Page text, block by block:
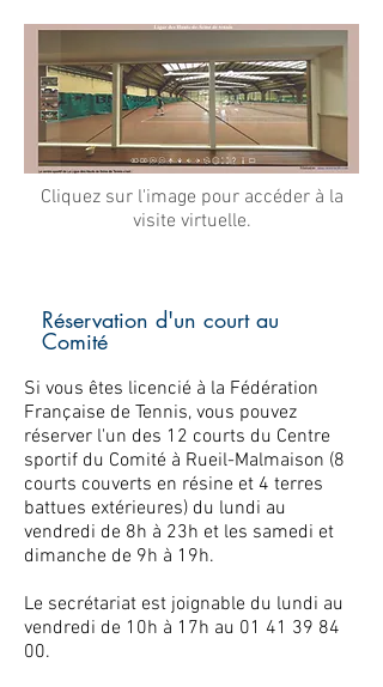
Cliquez sur l'image pour accéder à la
visite virtuelle.
Réservation d'un court au
Comité
Si vous êtes licencié à la Fédération
Française de Tennis, vous pouvez
réserver l'un des 12 courts du Centre
sportif du Comité à Rueil-Malmaison (8
courts couverts en résine et 4 terres
battues extérieures) du lundi au
vendredi de 8h à 23h et les samedi et
dimanche de 9h à 19h.
Le secrétariat est joignable du lundi au
vendredi de 10h à 17h au 01 41 39 84
00.​